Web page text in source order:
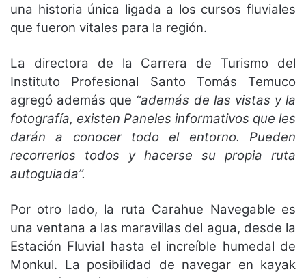
una historia única ligada a los cursos fluviales
que fueron vitales para la región.
La directora de la Carrera de Turismo del
Instituto Profesional Santo Tomás Temuco
agregó además que “además de las vistas y la
fotografía, existen Paneles informativos que les
darán a conocer todo el entorno. Pueden
recorrerlos todos y hacerse su propia ruta
autoguiada”.
Por otro lado, la ruta Carahue Navegable es
una ventana a las maravillas del agua, desde la
Estación Fluvial hasta el increíble humedal de
Monkul. La posibilidad de navegar en kayak